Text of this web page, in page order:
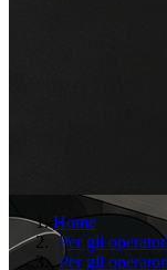
Home
Per gli
Per gli